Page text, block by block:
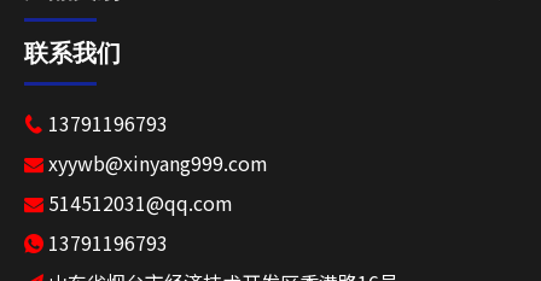
联系我们
 13791196793
 xyywb@xinyang999.com
 514512031@qq.com
 13791196793